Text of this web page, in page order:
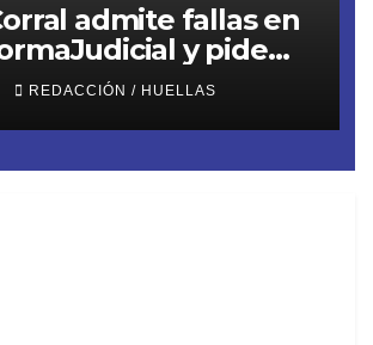
admite fallas en
y pide
hasta 2028
REDACCIÓN / HUELLAS